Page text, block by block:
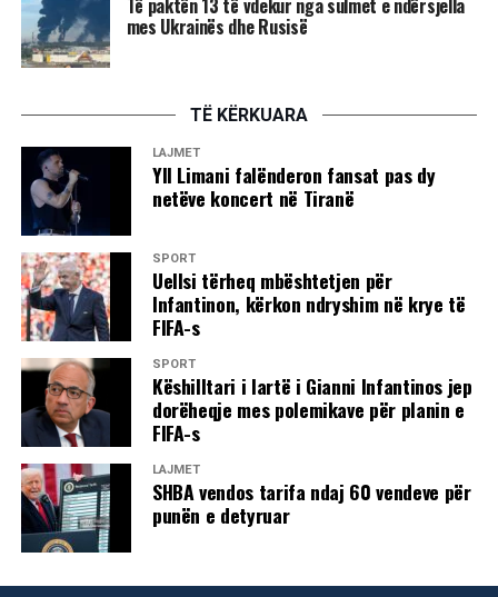
është e mundur. Këta filma, jo vetëm ‘Dua’ dhe ‘Hive’, por
edhe shumë filma të tjerë, po frymëzojnë njerëzit dhe
kineastët që jetojnë këtu”.
“Dua” e nisi furishëm rrugëtimin me premierë botërore në
edicionin e 79-të të Festivalit të Filmit në Cannes, në majin
e sivjetmë. Historia e sinqertë, e përshkruar me sytë dhe
ndjesinë e një adoleshenteje të fundviteve të shekullit të
kaluar, do të arrinte të merrte vëmendje tek mori çmimin
“SACD”. Është çmimi për skenar që ndahet nga seksioni
paralel i Festivalit të Cannes, “Semaine de la Critique”
(Java e Kritikës)./A.K/
Të paktën 13 të vdekur nga sulmet e ndërsjella
mes Ukrainës dhe Rusisë
TË KËRKUARA
LAJMET
Yll Limani falënderon fansat pas dy
netëve koncert në Tiranë
SPORT
Uellsi tërheq mbështetjen për
Infantinon, kërkon ndryshim në krye të
FIFA-s
SPORT
Këshilltari i lartë i Gianni Infantinos jep
dorëheqje mes polemikave për planin e
FIFA-s
LAJMET
SHBA vendos tarifa ndaj 60 vendeve për
punën e detyruar